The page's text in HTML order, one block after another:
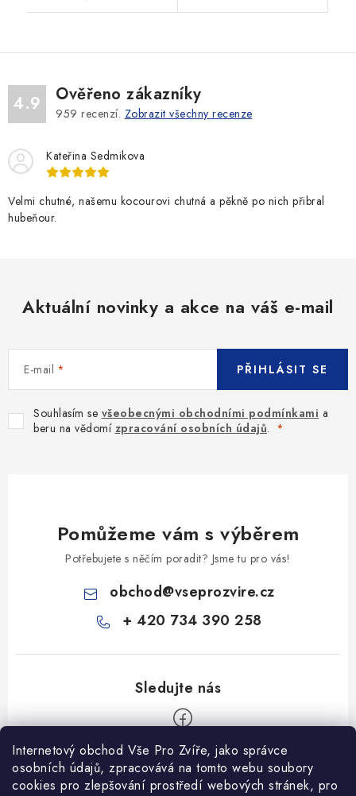
Internetový obchod Vše Pro Zvíře, jako správce
osobních údajů, zpracovává na tomto webu soubory
cookies pro zlepšování prostředí webových stránek, pro
4.9 Ověřeno zákazníky
959 recenzí. Zobrazit všechny recenze
Kateřina Sedmikova
Velmi chutné, našemu kocourovi chutná a pěkně po nich přibral
hubeňour.
Aktuální novinky a akce na váš e-mail
E-mail
Souhlasím se všeobecnými obchodními podmínkami a
beru na vědomí zpracování osobních údajů.
PŘIHLÁSIT SE
Pomůžeme vám s výběrem
Potřebujete s něčím poradit? Jsme tu pro vás!
obchod@vseprozvire.cz
+ 420 734 390 258